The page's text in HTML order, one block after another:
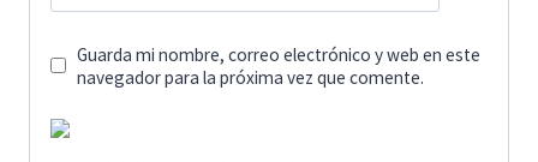
Guarda mi nombre, correo electrónico y web en este
navegador para la próxima vez que comente.